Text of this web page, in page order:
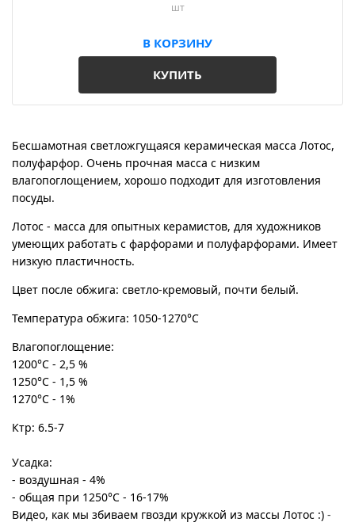
Войти
шт
В КОРЗИНУ
КУПИТЬ
Бесшамотная светложгущаяся керамическая масса Лотос,
полуфарфор. Очень прочная масса с низким
влагопоглощением, хорошо подходит для изготовления
посуды.
Лотос - масса для опытных керамистов, для художников
умеющих работать с фарфорами и полуфарфорами. Имеет
низкую пластичность.
Цвет после обжига: светло-кремовый, почти белый.
Температура обжига: 1050-1270°С
Влагопоглощение:
1200°С - 2,5 %
1250°С - 1,5 %
1270°С - 1%
Ктр: 6.5-7
Усадка:
- воздушная - 4%
- общая при 1250°С - 16-17%
Видео, как мы збиваем гвозди кружкой из массы Лотос :) -